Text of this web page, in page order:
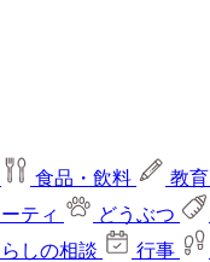
食品・飲料 教育
ティ どうぶつ
らしの相談 行事